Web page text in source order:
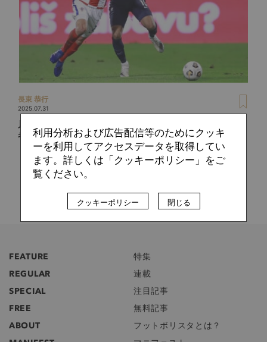
長束 恭行
2025.07.31
者。日本一詳しいフィリップ・ウレモヴィッチ紹介
FEATURE
特集
REGULAR
連載
SPECIAL
注目記事
FREE
無料記事
ABOUT
フットボリスタとは？
利用分析および広告配信等のためにクッキ
ーを利用してアクセスデータを取得してい
ます。詳しくは「クッキーポリシー」をご
覧ください。
クッキーポリシー 閉じる